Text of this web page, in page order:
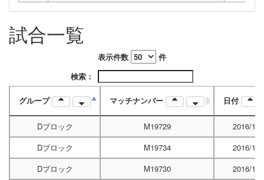
試合一覧
表示件数
件
検索：
グループ マッチナンバー 日付
Dブロック M19729
2016/12/
Dブロック
M19734
2016/12/
Dブロック
M19730 2016/12/